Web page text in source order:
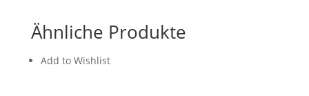
Ähnliche Produkte
Add to Wishlist